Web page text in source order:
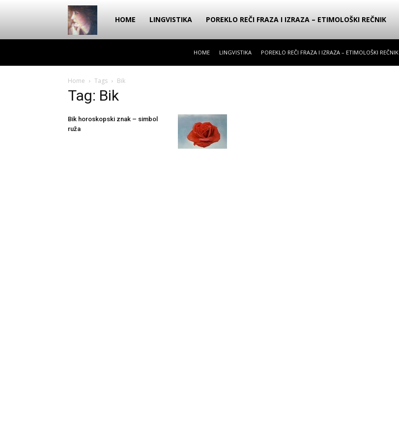
Dragana
HOME LINGVISTIKA POREKLO REČI FRAZA I IZRAZA – ETIMOLOŠKI REČNIK
HOME LINGVISTIKA POREKLO REČI FRAZA I IZRAZA – ETIMOLOŠKI REČNIK
Home Tags Bik
Tag: Bik
Bik horoskopski znak – simbol
ruža